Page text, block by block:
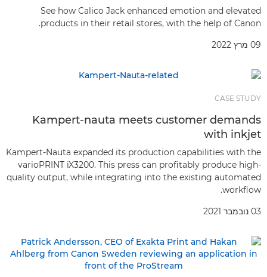
See how Calico Jack enhanced emotion and elevated
products in their retail stores, with the help of Canon.
09 מרץ 2022
CASE STUDY
Kampert-nauta meets customer demands
with inkjet
Kampert-Nauta expanded its production capabilities with the
varioPRINT iX3200. This press can profitably produce high-
quality output, while integrating into the existing automated
workflow.
03 נובמבר 2021